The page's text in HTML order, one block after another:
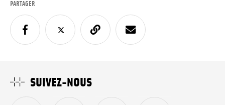
PARTAGER
SUIVEZ-NOUS